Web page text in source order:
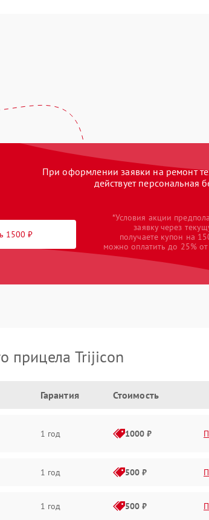
При оформлении заявки на ремонт
действует персональная
1500 ₽
*Условия акции
заявку через
получаете купон на
можно оплатить до 25%
прицела Trijicon
Гарантия Стоимость
1 год 1000 ₽
1 год 500 ₽
1 год 500 ₽